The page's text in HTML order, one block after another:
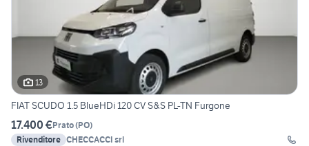
13
FIAT SCUDO 1.5 BlueHDi 120 CV S&S PL-TN Furgone
17.400 €Prato(PO)
Rivenditore CHECCACCI srl